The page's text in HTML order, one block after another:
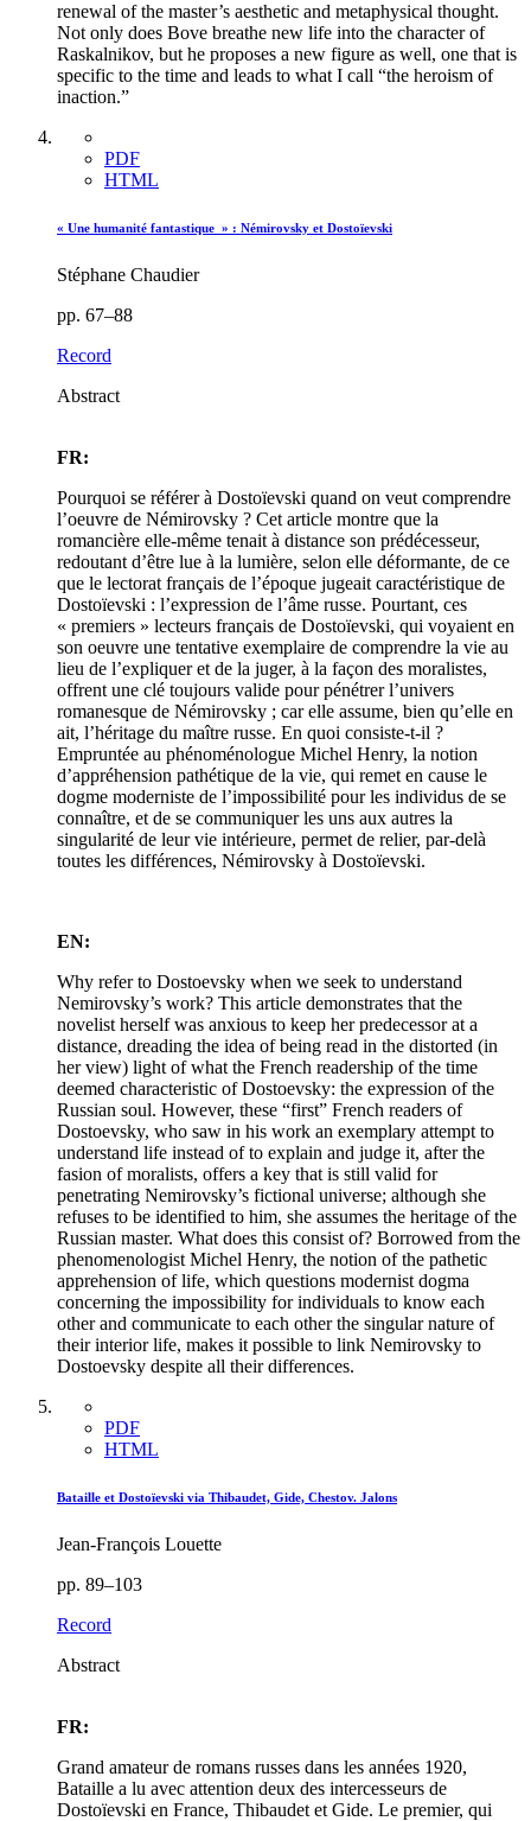
renewal of the master’s aesthetic and metaphysical thought.
Not only does Bove breathe new life into the character of
Raskalnikov, but he proposes a new figure as well, one that is
specific to the time and leads to what I call “the heroism of
inaction.”
PDF
HTML
« Une humanité fantastique » : Némirovsky et Dostoïevski
Stéphane Chaudier
pp. 67–88
Record
Abstract
FR:
Pourquoi se référer à Dostoïevski quand on veut comprendre
l’oeuvre de Némirovsky ? Cet article montre que la
romancière elle-même tenait à distance son prédécesseur,
redoutant d’être lue à la lumière, selon elle déformante, de ce
que le lectorat français de l’époque jugeait caractéristique de
Dostoïevski : l’expression de l’âme russe. Pourtant, ces
« premiers » lecteurs français de Dostoïevski, qui voyaient en
son oeuvre une tentative exemplaire de comprendre la vie au
lieu de l’expliquer et de la juger, à la façon des moralistes,
offrent une clé toujours valide pour pénétrer l’univers
romanesque de Némirovsky ; car elle assume, bien qu’elle en
ait, l’héritage du maître russe. En quoi consiste-t-il ?
Empruntée au phénoménologue Michel Henry, la notion
d’appréhension pathétique de la vie, qui remet en cause le
dogme moderniste de l’impossibilité pour les individus de se
connaître, et de se communiquer les uns aux autres la
singularité de leur vie intérieure, permet de relier, par-delà
toutes les différences, Némirovsky à Dostoïevski.
EN:
Why refer to Dostoevsky when we seek to understand
Nemirovsky’s work? This article demonstrates that the
novelist herself was anxious to keep her predecessor at a
distance, dreading the idea of being read in the distorted (in
her view) light of what the French readership of the time
deemed characteristic of Dostoevsky: the expression of the
Russian soul. However, these “first” French readers of
Dostoevsky, who saw in his work an exemplary attempt to
understand life instead of to explain and judge it, after the
fasion of moralists, offers a key that is still valid for
penetrating Nemirovsky’s fictional universe; although she
refuses to be identified to him, she assumes the heritage of the
Russian master. What does this consist of? Borrowed from the
phenomenologist Michel Henry, the notion of the pathetic
apprehension of life, which questions modernist dogma
concerning the impossibility for individuals to know each
other and communicate to each other the singular nature of
their interior life, makes it possible to link Nemirovsky to
Dostoevsky despite all their differences.
PDF
HTML
Bataille et Dostoïevski via Thibaudet, Gide, Chestov. Jalons
Jean-François Louette
pp. 89–103
Record
Abstract
FR:
Grand amateur de romans russes dans les années 1920,
Bataille a lu avec attention deux des intercesseurs de
Dostoïevski en France, Thibaudet et Gide. Le premier, qui